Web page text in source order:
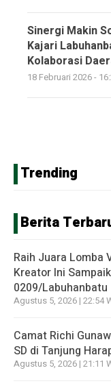
Sinergi Makin
Kajari
Kolaborasi
18 Februari 2026 -
Trending
Berita
Raih Juara Lomba
Kreator Ini
0209/Labuhanbatu
Agustus 5, 2026 | 22:54
Camat Richi
SD di Tanjung
Agustus 5, 2026 | 21:11